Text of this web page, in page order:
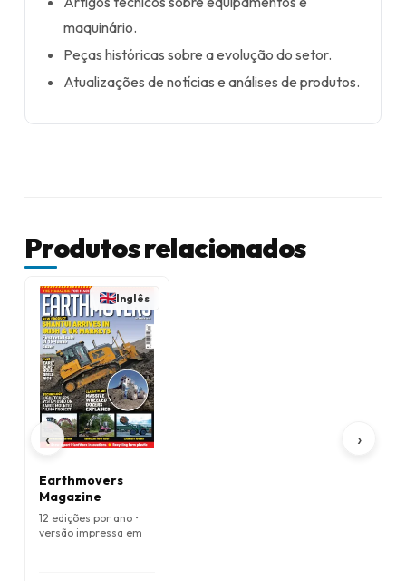
maquinário.
Peças históricas sobre a evolução do setor.
Atualizações de notícias e análises de produtos.
Produtos relacionados
‹
Inglês
Earthmovers
Magazine
12 edições por ano •
versão impressa em
›